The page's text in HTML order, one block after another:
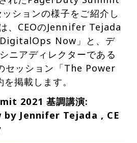
ションの様子をご紹介し
、CEOのJennifer Tejada
Now」と、デ
ニアディレクターである
ッション「The Power
掲載します。
2021 基調講演:
Jennifer Tejada , CE